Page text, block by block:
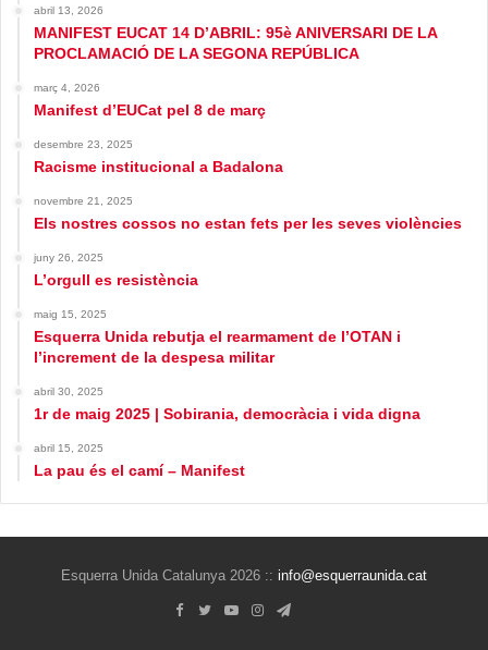
abril 13, 2026
MANIFEST EUCAT 14 D’ABRIL: 95è ANIVERSARI DE LA
PROCLAMACIÓ DE LA SEGONA REPÚBLICA
març 4, 2026
Manifest d’EUCat pel 8 de març
desembre 23, 2025
Racisme institucional a Badalona
novembre 21, 2025
Els nostres cossos no estan fets per les seves violències
juny 26, 2025
L’orgull es resistència
maig 15, 2025
Esquerra Unida rebutja el rearmament de l’OTAN i
l’increment de la despesa militar
abril 30, 2025
1r de maig 2025 | Sobirania, democràcia i vida digna
abril 15, 2025
La pau és el camí – Manifest
Esquerra Unida Catalunya 2026 :: info@esquerraunida.cat
Facebook
TwitterYouTubeInstagram
Telegram